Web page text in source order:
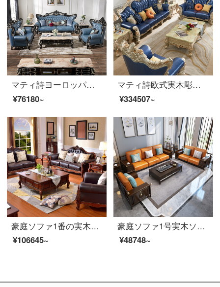
マティ詩ヨーロッパ式の本革ソファーのリビングルームの大きさの家具の両面に木彫りの古典ソファセット【郵送オーダーメイド皮革】
¥76180~
マティ詩欧式実木彫刻フィレンツェシリーズの大型別荘客間ソファセット
¥334507~
豪庭ソファ1番の実木ソファアメリカ式ソファ桃の芯の木の大きさと部屋型の皮のソファー123セットの簡単なソファーの客間の逸品の家具H 09〓シングルの位+2人の位+3人の位のバラの金
¥106645~
豪庭ソファ1号実木ソファアメリカ式ソファ中小型布芸ソファ1+2+3ソファセット簡単なリビングルームの逸品家具50821859;【皮芸座布団】3人の胡桃色
¥48748~